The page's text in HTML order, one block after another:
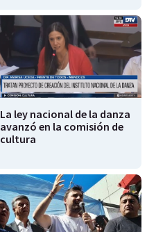
La ley nacional de la danza
avanzó en la comisión de
cultura